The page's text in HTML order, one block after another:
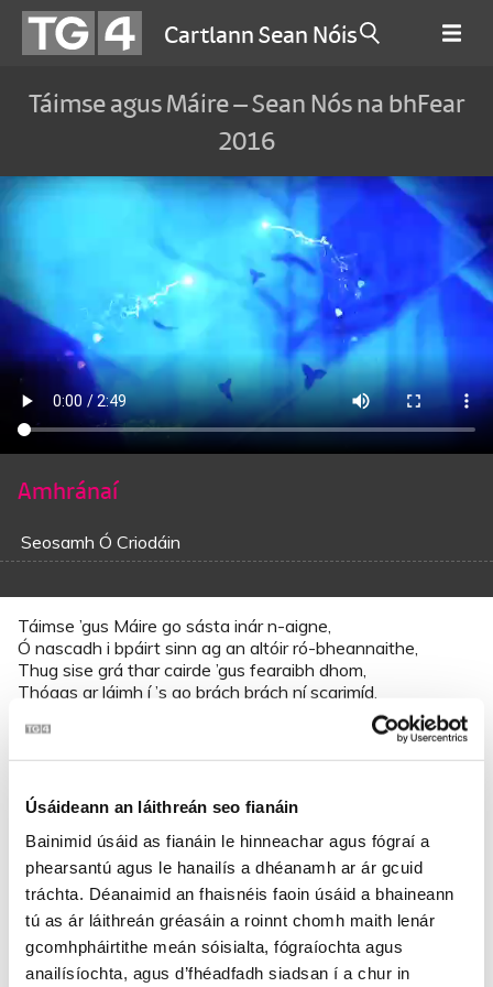
Úsáideann an láithreán seo fianáin
Bainimid úsáid as fianáin le hinneachar agus fógraí a
phearsantú agus le hanailís a dhéanamh ar ár gcuid
tráchta. Déanaimid an fhaisnéis faoin úsáid a bhaineann
tú as ár láithreán gréasáin a roinnt chomh maith lenár
gcomhpháirtithe meán sóisialta, fógraíochta agus
anailísíochta, agus d’fhéadfadh siadsan í a chur in
Cartlann Sean Nóis
Táimse agus Máire – Sean Nós na bhFear
2016
Amhránaí
Seosamh Ó Criodáin
Táimse ’gus Máire go sásta inár n-aigne,
Ó nascadh i bpáirt sinn ag an altóir ró-bheannaithe,
Thug sise grá thar cairde ’gus fearaibh dhom,
Thógas ar láimh í ’s go brách brách ní scarimíd.
rex-fol-dí-i-e-dil-i-dí.
Tá mo theaghlach san áit is fearr ar an mbaile seo,
I bpáirc an tsrutháin a sháraíonn seacht n-acra,
Siúcra i mála le ráithe go taiscithe
Chun subh is misleáin don bháb is do bhanaltra.
Bímse ag seinnt ceoil, poirtíní béil agam,